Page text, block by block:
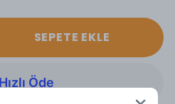
SEPETE EKLE